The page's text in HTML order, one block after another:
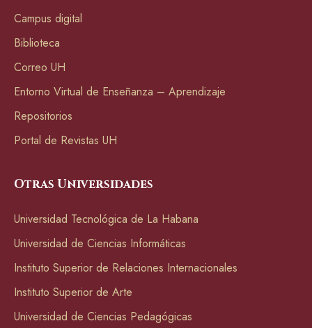
Campus digital
Biblioteca
Correo UH
Entorno Virtual de Enseñanza – Aprendizaje
Repositorios
Portal de Revistas UH
Otras Universidades
Universidad Tecnológica de La Habana
Universidad de Ciencias Informáticas
Instituto Superior de Relaciones Internacionales
Instituto Superior de Arte
Universidad de Ciencias Pedagógicas